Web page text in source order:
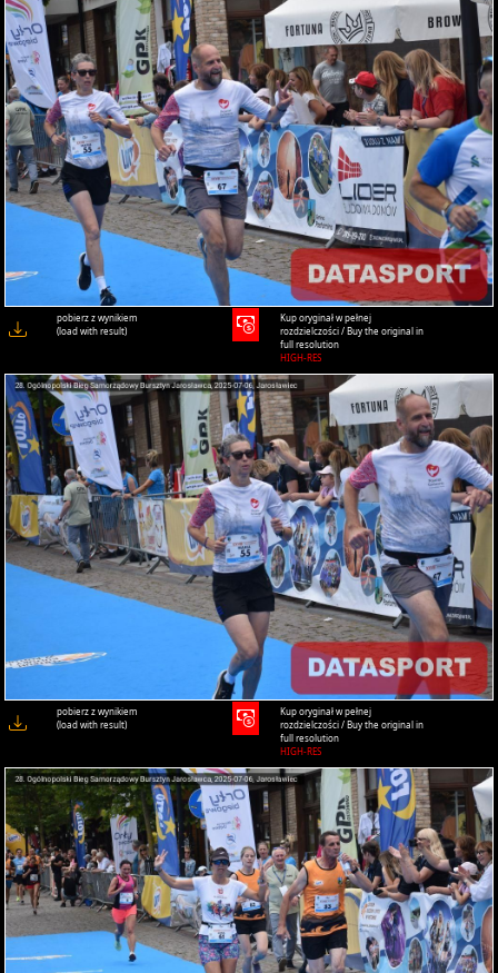
pobierz z wynikiem
(load with result)
Kup oryginał w pełnej
rozdzielczości / Buy the original in
full resolution
HIGH-RES
pobierz z wynikiem
(load with result)
Kup oryginał w pełnej
rozdzielczości / Buy the original in
full resolution
HIGH-RES